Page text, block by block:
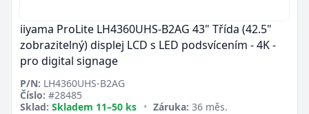
iiyama ProLite LH4360UHS-B2AG 43" Třída (42.5"
zobrazitelný) displej LCD s LED podsvícením - 4K -
pro digital signage
P/N: LH4360UHS-B2AG
Číslo: #28485
Sklad: Skladem 11–50 ks • Záruka: 36 měs.